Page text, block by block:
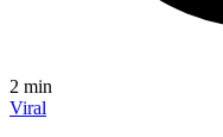
2 min
Viral